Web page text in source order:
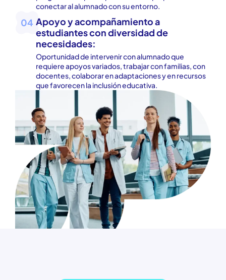
conectar al alumnado con su entorno.
04 Apoyo y acompañamiento a
estudiantes con diversidad de
necesidades:
Oportunidad de intervenir con alumnado que
requiere apoyos variados, trabajar con familias, con
docentes, colaborar en adaptaciones y en recursos
que favorecen la inclusión educativa.